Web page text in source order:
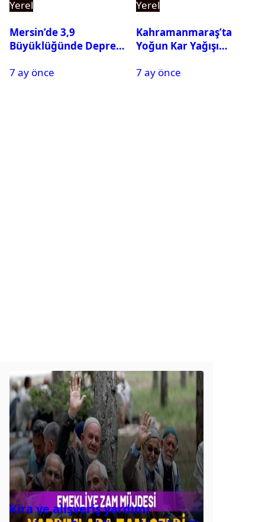
Yerel
Mersin’de 3,9
Büyüklüğünde Deprem
7 ay önce
Yerel
Kahramanmaraş’ta
Yoğun Kar Yağışı
Tatil
7 ay önce
Kira ve alışveriş yardımı